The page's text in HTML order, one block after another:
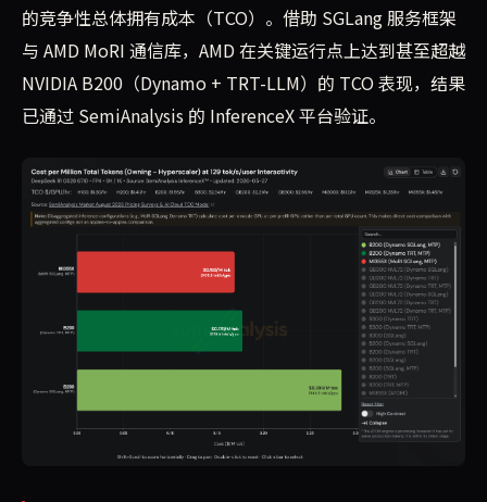
的竞争性总体拥有成本（TCO）。借助 SGLang 服务框架
与 AMD MoRI 通信库，AMD 在关键运行点上达到甚至超越
NVIDIA B200（Dynamo + TRT-LLM）的 TCO 表现，结果
已通过 SemiAnalysis 的 InferenceX 平台验证。